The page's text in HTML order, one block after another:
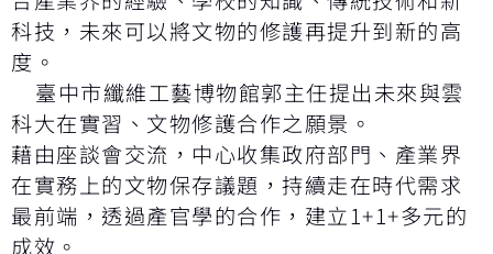
科技，未來可以將文物的修護再提升到新的高
度。
臺中市纖維工藝博物館郭主任提出未來與雲
科大在實習、文物修護合作之願景。
藉由座談會交流，中心收集政府部門、產業界
在實務上的文物保存議題，持續走在時代需求
最前端，透過產官學的合作，建立1+1+多元的
成效。